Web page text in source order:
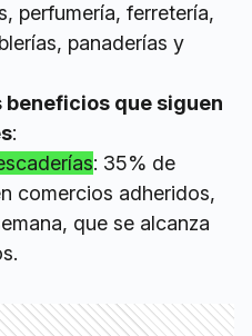
perfumería, ferretería,
panaderías y
beneficios que siguen
:
: 35% de
comercios adheridos,
que se alcanza